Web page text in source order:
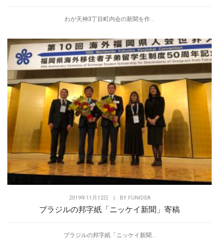
わが天神3丁目町内会の新聞を作...
2019年11月12日 | BY FUNIDEA
ブラジルの邦字紙「ニッケイ新聞」寄稿
ブラジルの邦字紙「ニッケイ新聞...